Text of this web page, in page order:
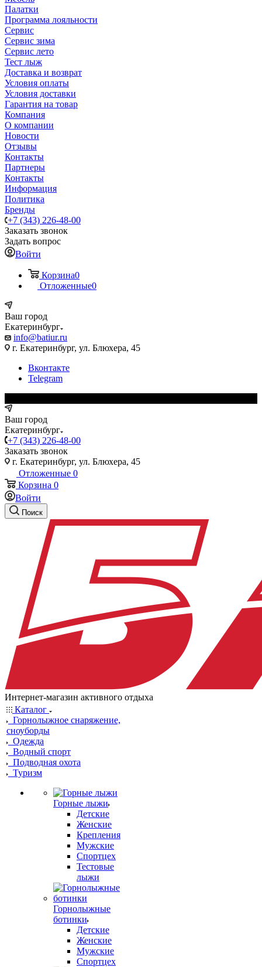
Палатки
Программа лояльности
Сервис
Сервис зима
Сервис лето
Тест лыж
Доставка и возврат
Условия оплаты
Условия доставки
Гарантия на товар
Компания
О компании
Новости
Отзывы
Контакты
Партнеры
Контакты
Информация
Политика
Бренды
+7 (343) 226-48-00
Заказать звонок
Задать вопрос
Войти
Корзина0
Отложенные0
Ваш город
Екатеринбург
info@batiur.ru
г. Екатеринбург, ул. Блюхера, 45
Вконтакте
Telegram
Ваш город
Екатеринбург
+7 (343) 226-48-00
Заказать звонок
г. Екатеринбург, ул. Блюхера, 45
Отложенные 0
Корзина 0
Войти
Поиск
Интернет-магазин активного отдыха
Каталог
Горнолыжное снаряжение,
сноуборды
Одежда
Водный спорт
Подводная охота
Туризм
Горные лыжи
Детские
Женские
Крепления
Мужские
Спортцех
Тестовые
лыжи
Горнолыжные
ботинки
Детские
Женские
Мужские
Спортцех